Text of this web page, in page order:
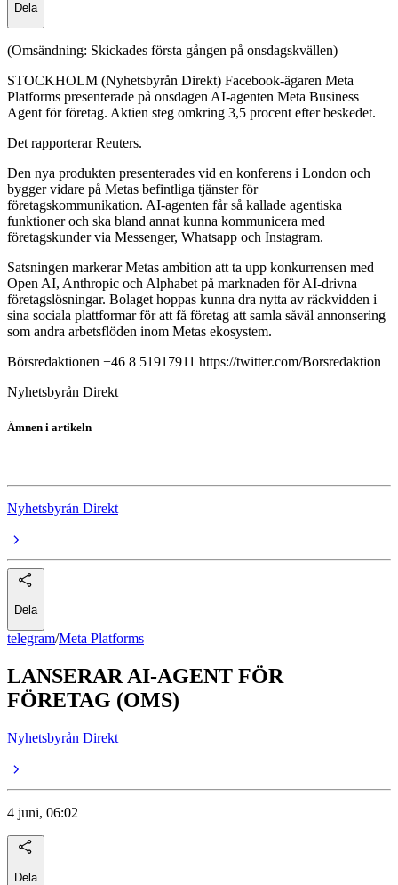
Dela
(Omsändning: Skickades första gången på onsdagskvällen)
STOCKHOLM (Nyhetsbyrån Direkt) Facebook-ägaren Meta
Platforms presenterade på onsdagen AI-agenten Meta Business
Agent för företag. Aktien steg omkring 3,5 procent efter beskedet.
Det rapporterar Reuters.
Den nya produkten presenterades vid en konferens i London och
bygger vidare på Metas befintliga tjänster för
företagskommunikation. AI-agenten får så kallade agentiska
funktioner och ska bland annat kunna kommunicera med
företagskunder via Messenger, Whatsapp och Instagram.
Satsningen markerar Metas ambition att ta upp konkurrensen med
Open AI, Anthropic och Alphabet på marknaden för AI-drivna
företagslösningar. Bolaget hoppas kunna dra nytta av räckvidden i
sina sociala plattformar för att få företag att samla såväl annonsering
som andra arbetsflöden inom Metas ekosystem.
Börsredaktionen +46 8 51917911 https://twitter.com/Borsredaktion
Nyhetsbyrån Direkt
Ämnen i artikeln
Nyhetsbyrån Direkt
Dela
telegram/Meta Platforms
LANSERAR AI-AGENT FÖR
FÖRETAG (OMS)
Nyhetsbyrån Direkt
4 juni, 06:02
Dela